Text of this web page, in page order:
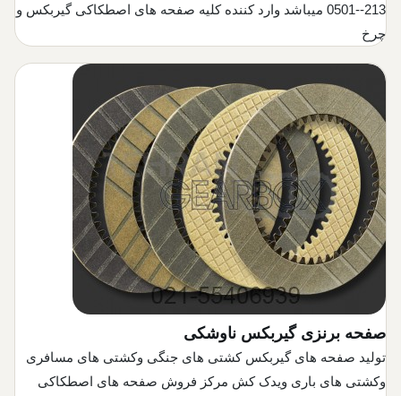
213--0501 میباشد وارد کننده کلیه صفحه های اصطکاکی گیربکس و
چرخ
صفحه برنزی گیربکس ناوشکی
تولید صفحه های گیربکس کشتی های جنگی وکشتی های مسافری
وکشتی های باری ویدک کش مرکز فروش صفحه های اصطکاکی